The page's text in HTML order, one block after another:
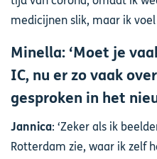
medicijnen slik, maar ik
Minella: ‘Moet je
IC, nu er zo vaak
gesproken in het
Jannica: ‘Zeker als ik
Rotterdam zie, waar ik zelf